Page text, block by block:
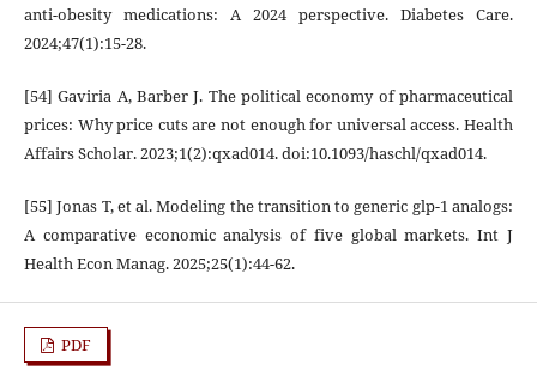
anti-obesity medications: A 2024 perspective. Diabetes Care.
2024;47(1):15-28.
[54] Gaviria A, Barber J. The political economy of pharmaceutical
prices: Why price cuts are not enough for universal access. Health
Affairs Scholar. 2023;1(2):qxad014. doi:10.1093/haschl/qxad014.
[55] Jonas T, et al. Modeling the transition to generic glp-1 analogs:
A comparative economic analysis of five global markets. Int J
Health Econ Manag. 2025;25(1):44-62.
PDF